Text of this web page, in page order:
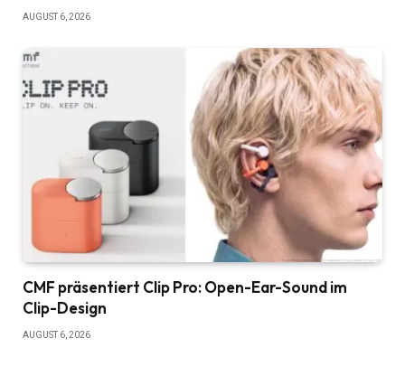
AUGUST 6, 2026
CMF präsentiert Clip Pro: Open-Ear-Sound im
Clip-Design
AUGUST 6, 2026